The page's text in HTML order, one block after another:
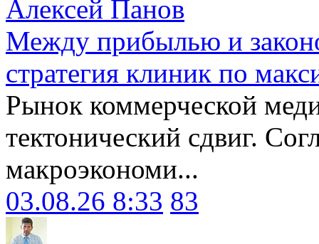
Алексей Панов
Между прибылью и
стратегия клиник по
Рынок коммерческой
тектонический сдвиг.
макроэкономи...
03.08.26 8:33 83